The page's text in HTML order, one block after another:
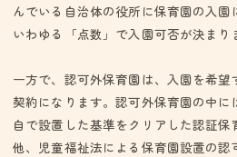
んでいる自治体の役所に保育園の入
いわゆる「点数」で入園可否が決まり
一方で、認可外保育園は、入園を希
契約になります。認可外保育園の中
自で設置した基準をクリアした認証保
他、児童福祉法による保育園設置の認